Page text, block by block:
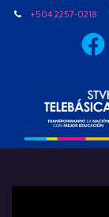
+504 2257-0218